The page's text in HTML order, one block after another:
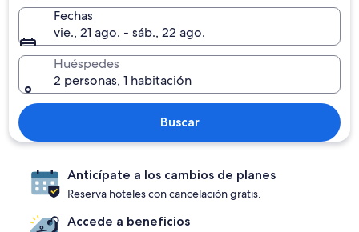
Fechas
vie., 21 ago. - sáb., 22 ago.
Huéspedes
2 personas, 1 habitación
Buscar
Anticípate a los cambios de planes
Reserva hoteles con cancelación gratis.
Accede a beneficios